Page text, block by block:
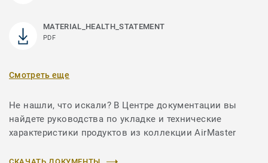
MATERIAL_HEALTH_STATEMENT
PDF
Смотреть еще
Не нашли, что искали? В Центре документации вы
найдете руководства по укладке и технические
характеристики продуктов из коллекции AirMaster